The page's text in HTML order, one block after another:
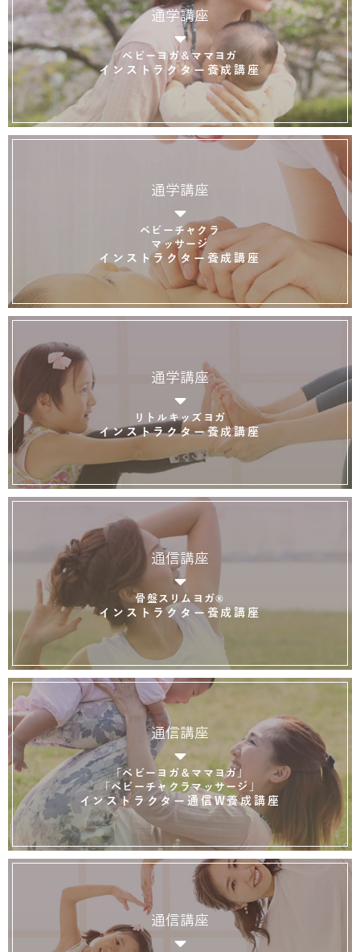
通学講座
ベビーヨガ＆ママヨガ
インストラクター養成講座
通学講座
ベビーチャクラ
マッサージ
インストラクター養成講座
通学講座
リトルキッズヨガ
インストラクター養成講座
通信講座
骨盤スリムヨガ®
インストラクター養成講座
通信講座
「ベビーヨガ＆ママヨガ」
「ベビーチャクラマッサージ」
インストラクター通信W養成講座
通信講座